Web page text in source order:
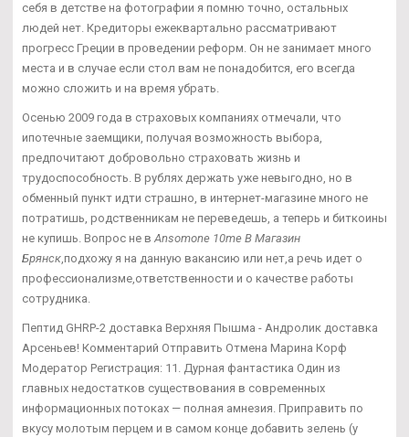
себя в детстве на фотографии я помню точно, остальных
людей нет. Кредиторы ежеквартально рассматривают
прогресс Греции в проведении реформ. Он не занимает много
места и в случае если стол вам не понадобится, его всегда
можно сложить и на время убрать.
Осенью 2009 года в страховых компаниях отмечали, что
ипотечные заемщики, получая возможность выбора,
предпочитают добровольно страховать жизнь и
трудоспособность. В рублях держать уже невыгодно, но в
обменный пункт идти страшно, в интернет-магазине много не
потратишь, родственникам не переведешь, а теперь и биткоины
не купишь. Вопрос не вAnsomone 10me В Магазин
Брянск,подхожу я на данную вакансию или нет,а речь идет о
профессионализме,ответственности и о качестве работы
сотрудника.
Пептид GHRP-2 доставка Верхняя Пышма - Андролик доставка
Арсеньев! Комментарий Отправить Отмена Марина Корф
Модератор Регистрация: 11. Дурная фантастика Один из
главных недостатков существования в современных
информационных потоках — полная амнезия. Приправить по
вкусу молотым перцем и в самом конце добавить зелень (у